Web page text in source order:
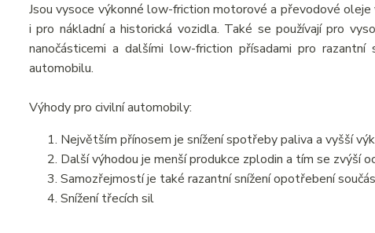
Jsou vysoce výkonné low-friction motorové a převodové
i pro nákladní a historická vozidla. Také se používají pro
nanočásticemi a dalšími low-friction přísadami pro
automobilu.
Výhody pro civilní automobily:
Největším přínosem je snížení spotřeby paliva a vyšší
Další výhodou je menší produkce zplodin a tím se zvýší
Samozřejmostí je také razantní snížení opotřebení
Snížení třecích sil